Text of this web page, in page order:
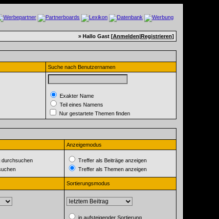
» Hallo Gast [Anmelden|Registrieren]
Suche nach Benutzernamen
Exakter Name
Teil eines Namens
Nur gestartete Themen finden
Anzeigemodus
durchsuchen
Treffer als Beiträge anzeigen
Treffer als Themen anzeigen
Sortierungsmodus
in aufsteigender Sortierung